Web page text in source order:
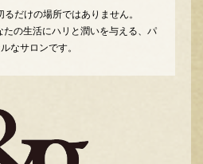
だけの場所ではありません。
たの生活にハリと潤いを与える、パ
なサロンです。